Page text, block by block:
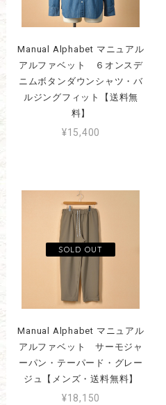
Manual Alphabet マニュアル
アルファベット ６オンスデ
ニムボタンダウンシャツ・バ
ルジングフィット【送料無
料】
¥15,400
Manual Alphabet マニュアル
アルファベット サーモジャ
ーパン・テーパード・グレー
ジュ【メンズ・送料無料】
¥18,150